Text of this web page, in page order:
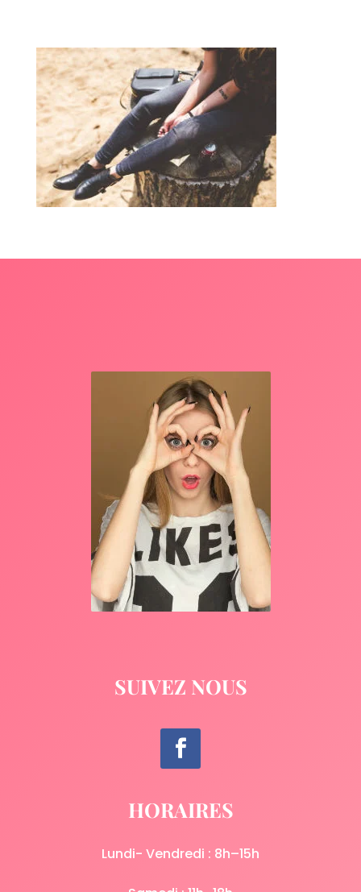
SUIVEZ NOUS
HORAIRES
Lundi- Vendredi : 8h–15h